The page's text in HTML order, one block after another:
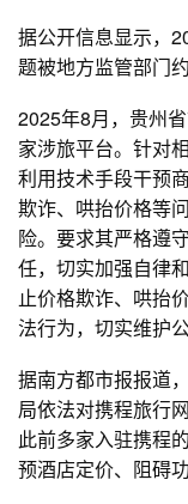
据公开信息显示，
题被地方监管部门约
2025年8月，贵州
家涉旅平台。针对
利用技术手段干预
欺诈、哄抬价格等
险。要求其严格遵
任，切实加强自律
止价格欺诈、哄抬
法行为，切实维护
据南方都市报报道
局依法对携程旅行
此前多家入驻携程
预酒店定价、阻碍